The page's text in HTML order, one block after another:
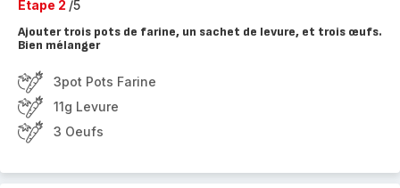
Etape 2 /5
Ajouter trois pots de farine, un sachet de levure, et trois œufs.
Bien mélanger
3pot Pots Farine
11g Levure
3 Oeufs